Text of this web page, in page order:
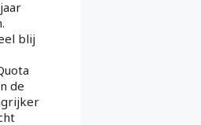
blij
de